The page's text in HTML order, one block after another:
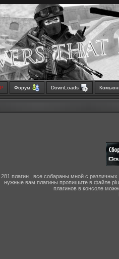
Форум DownLoads
281 плагин , все собараны мной с
нужные вам плагины пропишите в файле
плагинов в консоле